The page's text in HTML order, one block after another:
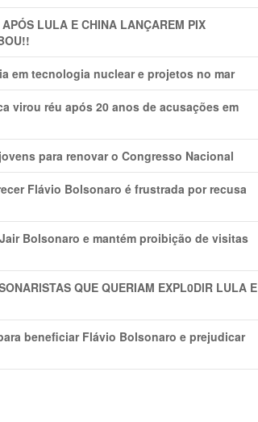
LULA E CHINA LANÇAREM PIX
em tecnologia nuclear e projetos no mar
virou réu após 20 anos de acusações em
para renovar o Congresso Nacional
Flávio Bolsonaro é frustrada por recusa
Bolsonaro e mantém proibição de visitas
QUE QUERIAM EXPL0DlR LULA E
beneficiar Flávio Bolsonaro e prejudicar